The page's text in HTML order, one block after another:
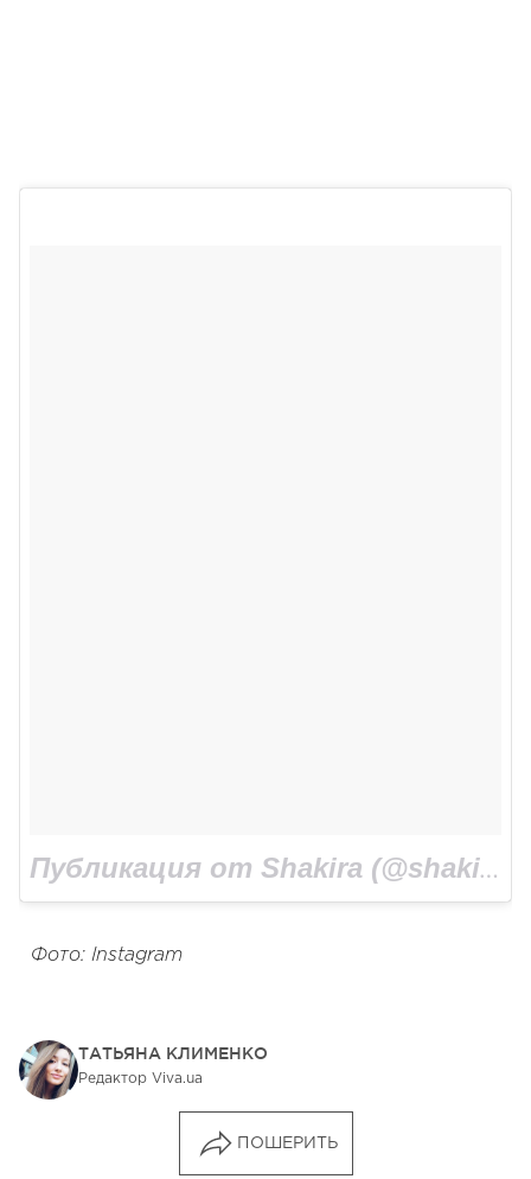
Публикация от Shakira (@shakira)
Фото: Instagram
ТАТЬЯНА КЛИМЕНКО
Редактор Viva.ua
ПОШЕРИТЬ